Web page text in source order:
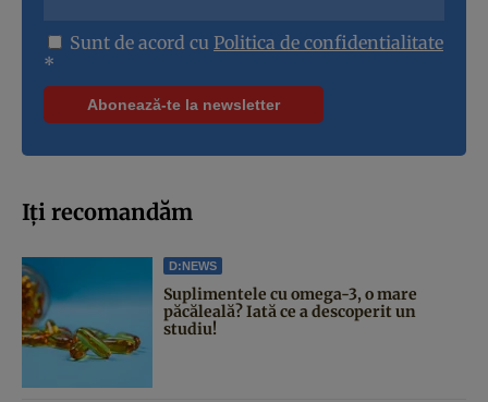
Sunt de acord cu Politica de confidentialitate
*
Iți recomandăm
D:NEWS
Suplimentele cu omega-3, o mare
păcăleală? Iată ce a descoperit un
studiu!